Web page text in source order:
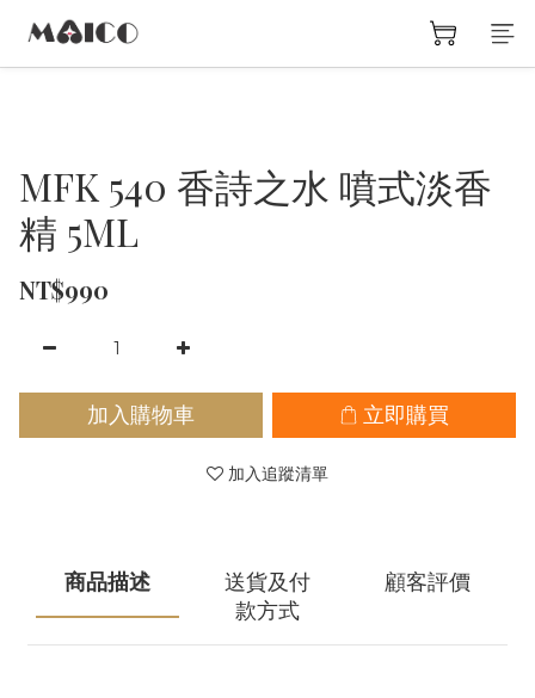
MFK 540 香詩之水 噴式淡香
精 5ML
NT$990
加入購物車 立即購買
加入追蹤清單
商品描述
送貨及付
款方式
顧客評價